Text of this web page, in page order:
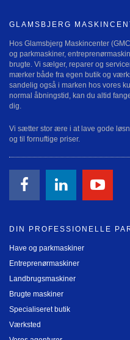
GLAMSBJERG
Hos Glamsbjerg Maskincenter
og parkmaskiner,
brugte. Vi sælger, reparer og
mærker både fra egen butik og
sandelig også i marken hos vores
normal åbningstid, kan du altid
dig.
Vi sætter stor ære i at lave gode
og til fornuftige priser.
DIN PROFESSIONELLE
Have og parkmaskiner
Entreprenørmaskiner
Landbrugsmaskiner
Brugte maskiner
Specialiseret butik
Værksted